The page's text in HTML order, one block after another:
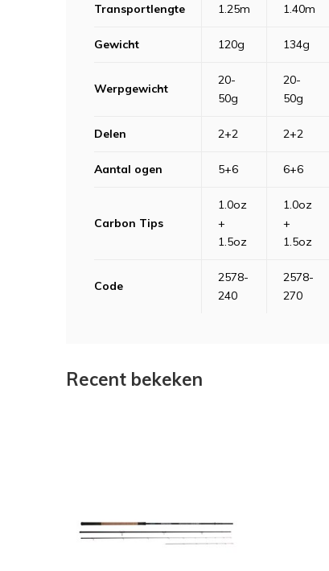
Transportlengte 1.25m 1.40m
Gewicht 120g 134g
Werpgewicht
20-
50g
20-
50g
Delen 2+2 2+2
Aantal ogen 5+6 6+6
Carbon Tips
1.0oz
+
1.5oz
1.0oz
+
1.5oz
Code
2578-
240
2578-
270
Recent bekeken